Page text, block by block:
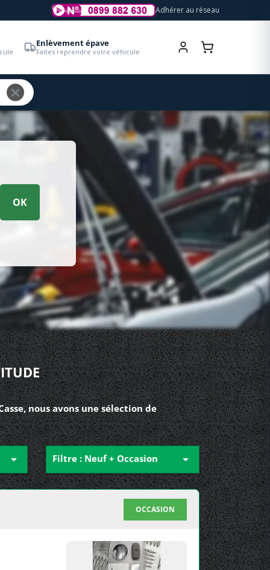
Adhérer au réseau
Enlèvement épave
Faites reprendre votre véhicule
OK
nous avons une sélection de
 Filtre : Neuf + Occasion 
OCCASION